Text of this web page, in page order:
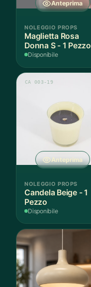
Anteprima
NOLEGGIO PROPS
Maglietta Rosa
Donna S - 1 Pezzo
Disponibile
Anteprima
CA 003-19
NOLEGGIO PROPS
Candela Beige - 1
Pezzo
Disponibile